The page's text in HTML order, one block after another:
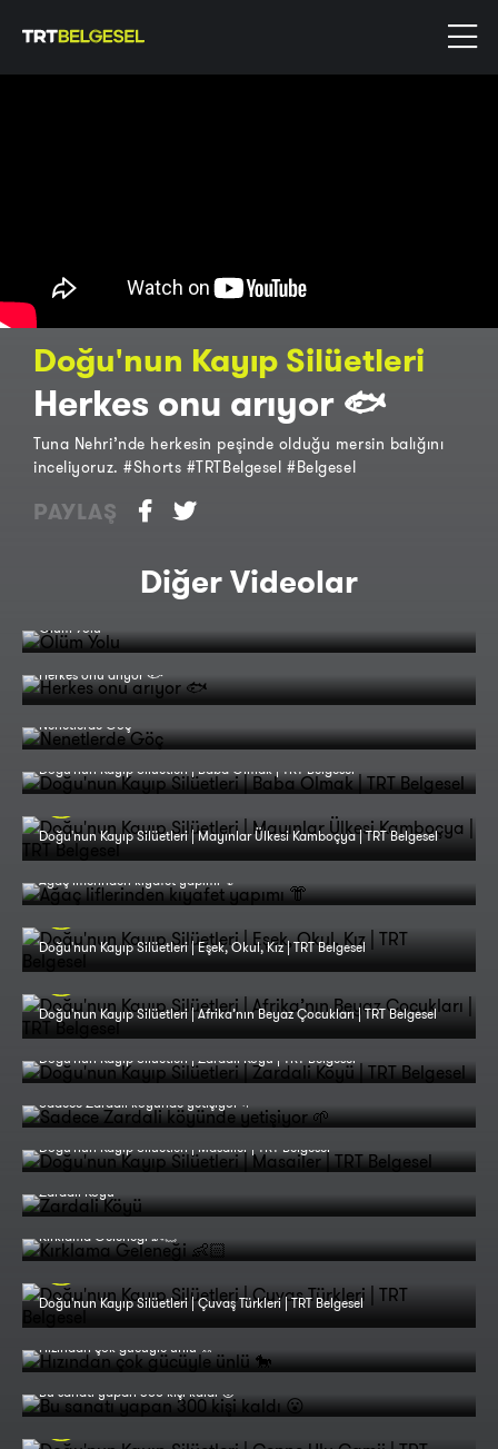
Doğu'nun Kayıp Silüetleri
Herkes onu arıyor 🐟
Tuna Nehri’nde herkesin peşinde olduğu mersin balığını
inceliyoruz. #Shorts #TRTBelgesel #Belgesel
PAYLAŞ
Diğer Videolar
Ölüm Yolu
Herkes onu arıyor 🐟
Nenetlerde Göç
Doğu'nun Kayıp Silüetleri | Baba Olmak | TRT Belgesel
Doğu'nun Kayıp Silüetleri | Mayınlar Ülkesi Kamboçya | TRT Belgesel
Ağaç liflerinden kıyafet yapımı 👘
Doğu'nun Kayıp Silüetleri | Eşek, Okul, Kız | TRT Belgesel
Doğu'nun Kayıp Silüetleri | Afrika’nın Beyaz Çocukları | TRT Belgesel
Doğu'nun Kayıp Silüetleri | Zardali Köyü | TRT Belgesel
Sadece Zardali köyünde yetişiyor 🌱
Doğu'nun Kayıp Silüetleri | Masailer | TRT Belgesel
Zardali Köyü
Kırklama Geleneği 👶🏻
Doğu'nun Kayıp Silüetleri | Çuvaş Türkleri | TRT Belgesel
Hızından çok gücüyle ünlü 🐎
Bu sanatı yapan 300 kişi kaldı 😮